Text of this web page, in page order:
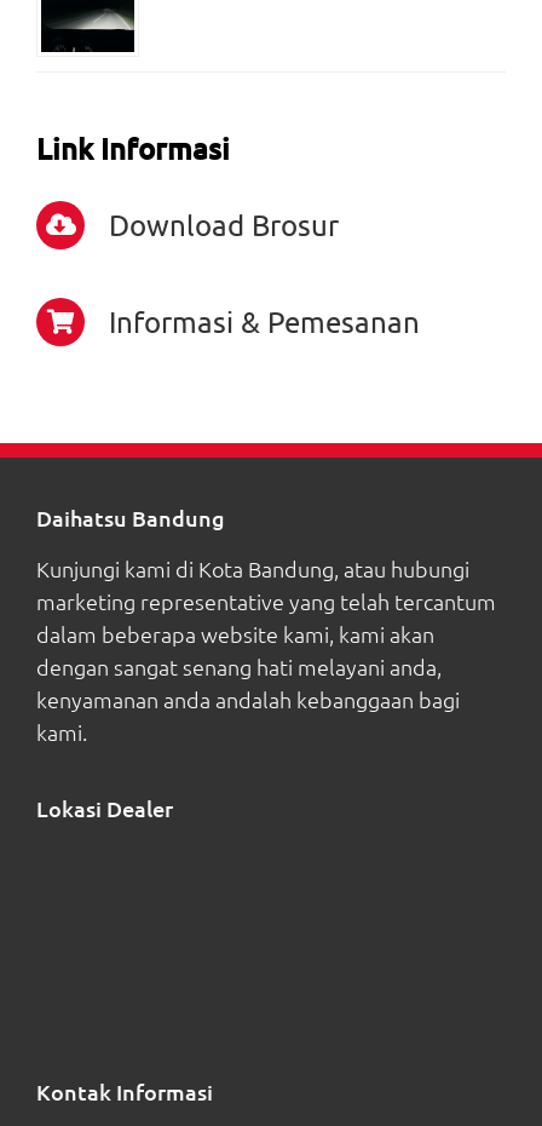
Link Informasi
Download Brosur
Informasi & Pemesanan
Daihatsu Bandung
Kunjungi kami di Kota Bandung, atau hubungi
marketing representative yang telah tercantum
dalam beberapa website kami, kami akan
dengan sangat senang hati melayani anda,
kenyamanan anda andalah kebanggaan bagi
kami.
Lokasi Dealer
Kontak Informasi